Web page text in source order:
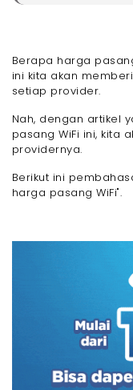
- 3. Biaya
- 4. Biaya Sewa
- 6. Biaya PPN
- Berapa
Daftar
- 1. Harga
- 2. Harga
Berapa harga
ini kita akan
setiap provider.
Nah, dengan artikel
pasang WiFi ini, kita
providernya.
Berikut ini
harga pasang WiFi".